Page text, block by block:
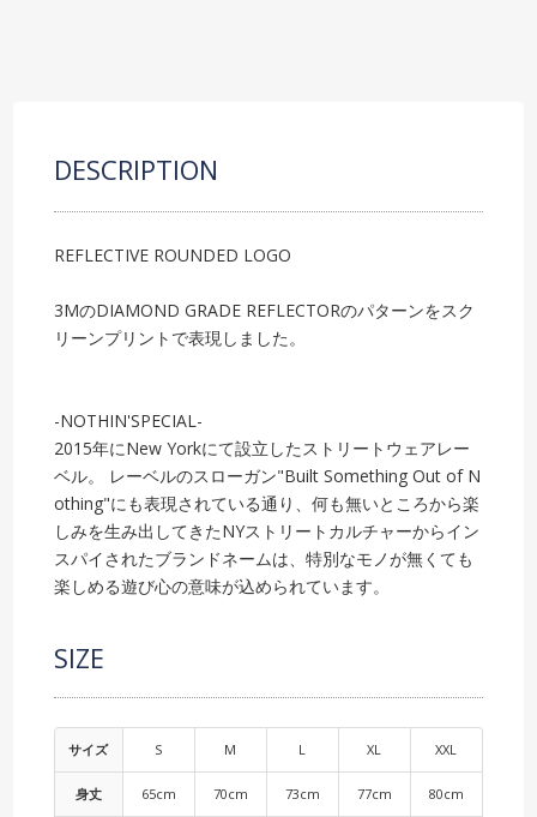
DESCRIPTION
REFLECTIVE ROUNDED LOGO
3MのDIAMOND GRADE REFLECTORのパターンをスク
リーンプリントで表現しました。
-NOTHIN'SPECIAL-
2015年にNew Yorkにて設立したストリートウェアレー
ベル。 レーベルのスローガン"Built Something Out of N
othing"にも表現されている通り、何も無いところから楽
しみを生み出してきたNYストリートカルチャーからイン
スパイされたブランドネームは、特別なモノが無くても
楽しめる遊び心の意味が込められています。
SIZE
サイズ S M L XL XXL
身丈 65cm 70cm 73cm 77cm 80cm